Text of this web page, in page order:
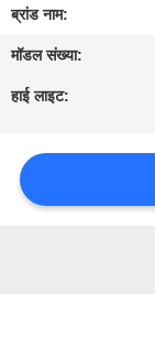
कारखाना
दौरा
नियंत्रण
ब्रांड नाम:
मॉडल संख्या:
हाई लाइट: